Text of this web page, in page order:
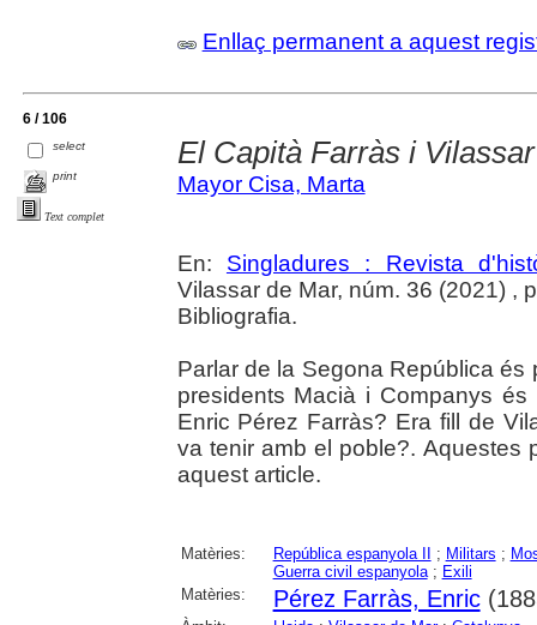
Enllaç permanent a aquest
6 / 106
select
print
Text complet
El Capità Farràs i
Mayor Cisa, Marta
En: Singladures : Revista
Vilassar de Mar, núm. 36 (2021) ,
Bibliografia.
Parlar de la Segona República
presidents Macià i Companys
Enric Pérez Farràs? Era fill de
va tenir amb el poble?. Aquestes
aquest article.
Matèries: República espanyola II ; Militars ;
Guerra civil espanyola; Exili
Matèries:
Pérez Farràs, Enric